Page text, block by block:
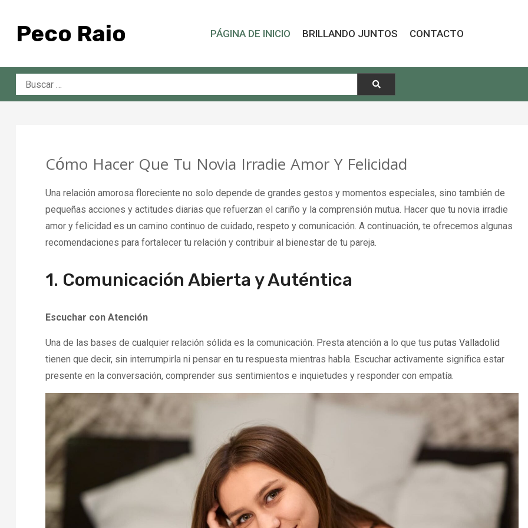
contenido
Peco Raio PÁGINA DE INICIO BRILLANDO JUNTOS CONTACTO
Buscar:
Cómo Hacer Que Tu Novia Irradie Amor Y Felicidad
Una relación amorosa floreciente no solo depende de grandes gestos y momentos especiales, sino también de
pequeñas acciones y actitudes diarias que refuerzan el cariño y la comprensión mutua. Hacer que tu novia irradie
amor y felicidad es un camino continuo de cuidado, respeto y comunicación. A continuación, te ofrecemos algunas
recomendaciones para fortalecer tu relación y contribuir al bienestar de tu pareja.
1. Comunicación Abierta y Auténtica
Escuchar con Atención
Una de las bases de cualquier relación sólida es la comunicación. Presta atención a lo que tus putas Valladolid
tienen que decir, sin interrumpirla ni pensar en tu respuesta mientras habla. Escuchar activamente significa estar
presente en la conversación, comprender sus sentimientos e inquietudes y responder con empatía.